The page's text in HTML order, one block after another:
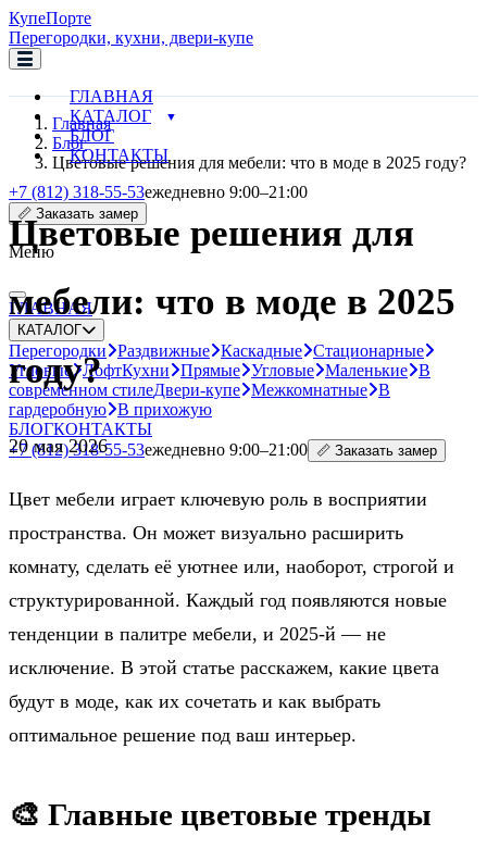
КупеПорте
Перегородки, кухни, двери-купе
ГЛАВНАЯ
КАТАЛОГ
БЛОГ
КОНТАКТЫ
+7 (812) 318-55-53ежедневно 9:00–21:00
📏 Заказать замер
Меню
ГЛАВНАЯ
КАТАЛОГ
Перегородки Раздвижные Каскадные Стационарные
Угловые ЛофтКухни Прямые Угловые Маленькие В
современном стилеДвери-купе Межкомнатные В
гардеробную В прихожую
БЛОГКОНТАКТЫ
+7 (812) 318-55-53ежедневно 9:00–21:00 📏 Заказать замер
Главная
Блог
Цветовые решения для мебели: что в моде в 2025 году?
Цветовые решения для
мебели: что в моде в 2025
году?
20 мая 2026
Цвет мебели играет ключевую роль в восприятии
пространства. Он может визуально расширить
комнату, сделать её уютнее или, наоборот, строгой и
структурированной. Каждый год появляются новые
тенденции в палитре мебели, и 2025-й — не
исключение. В этой статье расскажем, какие цвета
будут в моде, как их сочетать и как выбрать
оптимальное решение под ваш интерьер.
🎨 Главные цветовые тренды